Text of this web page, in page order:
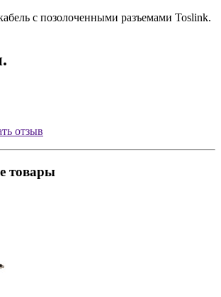
с позолоченными разъемами Toslink.
отзыв
товары